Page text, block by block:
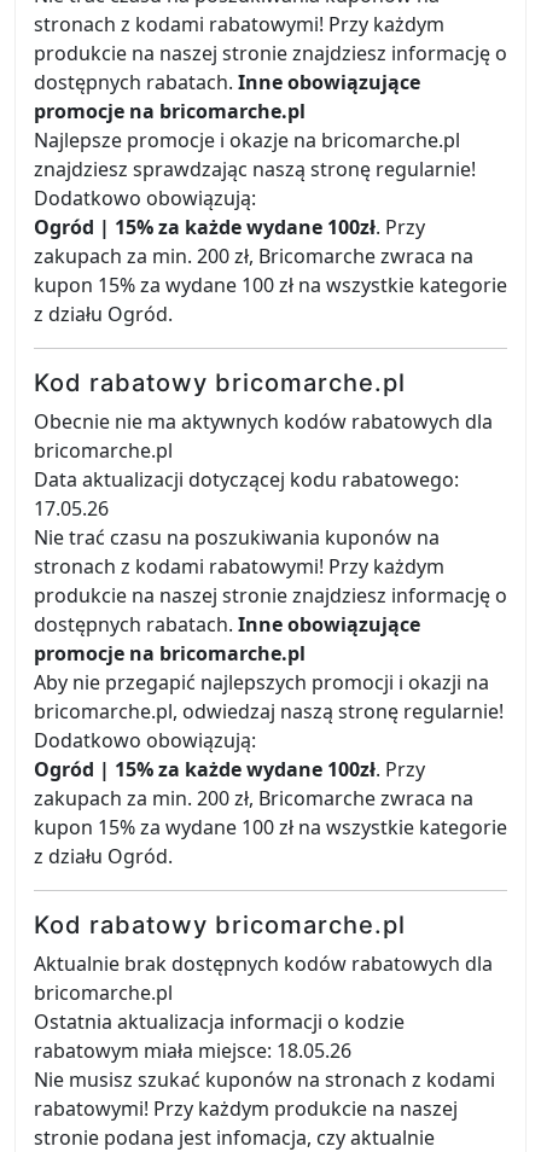
stronach z kodami rabatowymi! Przy każdym
produkcie na naszej stronie znajdziesz informację o
dostępnych rabatach. Inne obowiązujące
promocje na bricomarche.pl
Najlepsze promocje i okazje na bricomarche.pl
znajdziesz sprawdzając naszą stronę regularnie!
Dodatkowo obowiązują:
Ogród | 15% za każde wydane 100zł. Przy
zakupach za min. 200 zł, Bricomarche zwraca na
kupon 15% za wydane 100 zł na wszystkie kategorie
z działu Ogród.
Kod rabatowy bricomarche.pl
Obecnie nie ma aktywnych kodów rabatowych dla
bricomarche.pl
Data aktualizacji dotyczącej kodu rabatowego:
17.05.26
Nie trać czasu na poszukiwania kuponów na
stronach z kodami rabatowymi! Przy każdym
produkcie na naszej stronie znajdziesz informację o
dostępnych rabatach. Inne obowiązujące
promocje na bricomarche.pl
Aby nie przegapić najlepszych promocji i okazji na
bricomarche.pl, odwiedzaj naszą stronę regularnie!
Dodatkowo obowiązują:
Ogród | 15% za każde wydane 100zł. Przy
zakupach za min. 200 zł, Bricomarche zwraca na
kupon 15% za wydane 100 zł na wszystkie kategorie
z działu Ogród.
Kod rabatowy bricomarche.pl
Aktualnie brak dostępnych kodów rabatowych dla
bricomarche.pl
Ostatnia aktualizacja informacji o kodzie
rabatowym miała miejsce: 18.05.26
Nie musisz szukać kuponów na stronach z kodami
rabatowymi! Przy każdym produkcie na naszej
stronie podana jest infomacja, czy aktualnie